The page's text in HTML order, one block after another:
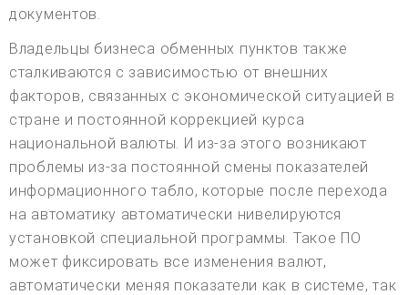
документов.
Владельцы бизнеса обменных пунктов также
сталкиваются с зависимостью от внешних
факторов, связанных с экономической ситуацией в
стране и постоянной коррекцией курса
национальной валюты. И из-за этого возникают
проблемы из-за постоянной смены показателей
информационного табло, которые после перехода
на автоматику автоматически нивелируются
установкой специальной программы. Такое ПО
может фиксировать все изменения валют,
автоматически меняя показатели как в системе, так